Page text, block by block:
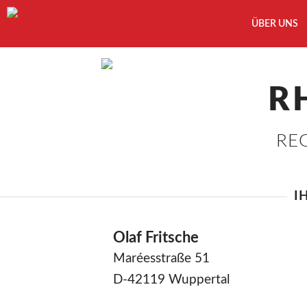
ÜBER UNS
Olaf Fritsche
Maréesstraße 51
D-42119 Wuppertal